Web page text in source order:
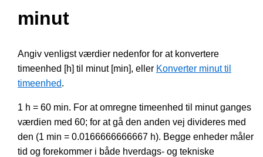
minut
Angiv venligst værdier nedenfor for at konvertere
timeenhed [h] til minut [min], eller Konverter minut til
timeenhed.
1 h = 60 min. For at omregne timeenhed til minut ganges
værdien med 60; for at gå den anden vej divideres med
den (1 min = 0.0166666666667 h). Begge enheder måler
tid og forekommer i både hverdags- og tekniske